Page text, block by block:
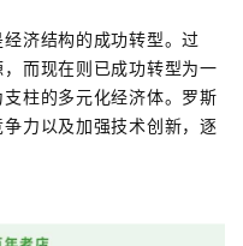
济结构的成功转型。过
而现在则已成功转型为一
柱的多元化经济体。罗斯
力以及加强技术创新，逐